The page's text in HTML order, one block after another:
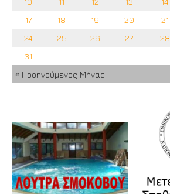
17
18 19 20 21
24
25 26 27 28
31
« Προηγούμενος Μήνας